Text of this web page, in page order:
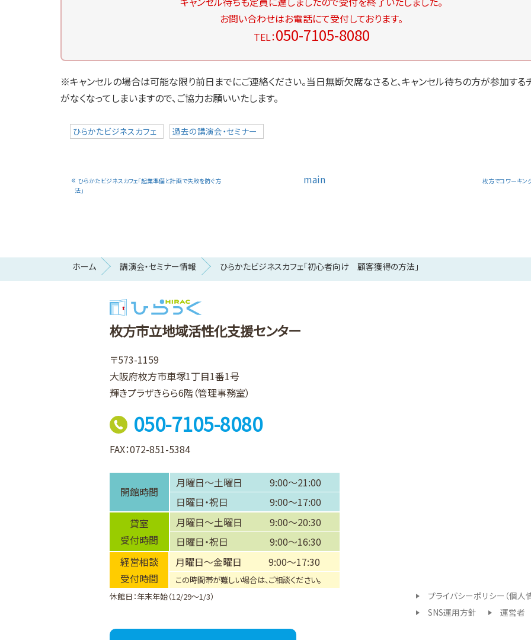
お問い合わせはお電話にて受付しております。
TEL：050-7105-8080
※キャンセルの場合は可能な限り前日までにご連絡ください。当日無断欠席なさると、キャンセル待ちの方が参加する
がなくなってしまいますので、ご協力お願いいたします。
ひらかたビジネスカフェ 過去の講演会・セミナー
« ひらかたビジネスカフェ「起業準備と計画で失敗を防ぐ方
法」
main 枚方でコワーキン
ホーム 講演会・セミナー情報 ひらかたビジネスカフェ「初心者向け 顧客獲得の方法」
枚方市立地域活性化支援センター
〒573-1159
大阪府枚方市車塚1丁目1番1号
輝きプラザきらら6階（管理事務室）
050-7105-8080
FAX：072-851-5384
開館時間
月曜日～土曜日
9:00～21:00
日曜日・祝日
9:00～17:00
貸室
受付時間
月曜日～土曜日
9:00～20:30
日曜日・祝日
9:00～16:30
経営相談
受付時間
月曜日～金曜日 9:00～17:30
この時間帯が難しい場合は、ご相談ください。
休館日：年末年始（12/29～1/3）
プライバシーポリシー（個人
SNS運用方針
運営者